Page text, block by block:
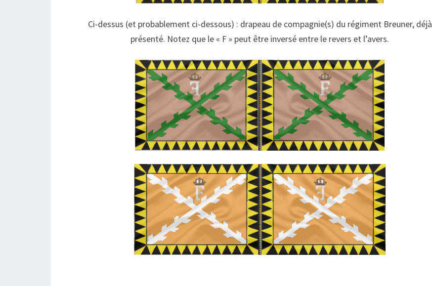
Ci-dessus (et probablement ci-dessous) : drapeau de compagnie(s) du régiment Breuner, déjà
présenté. Notez que le « F » peut être inversé entre le revers et l’avers.